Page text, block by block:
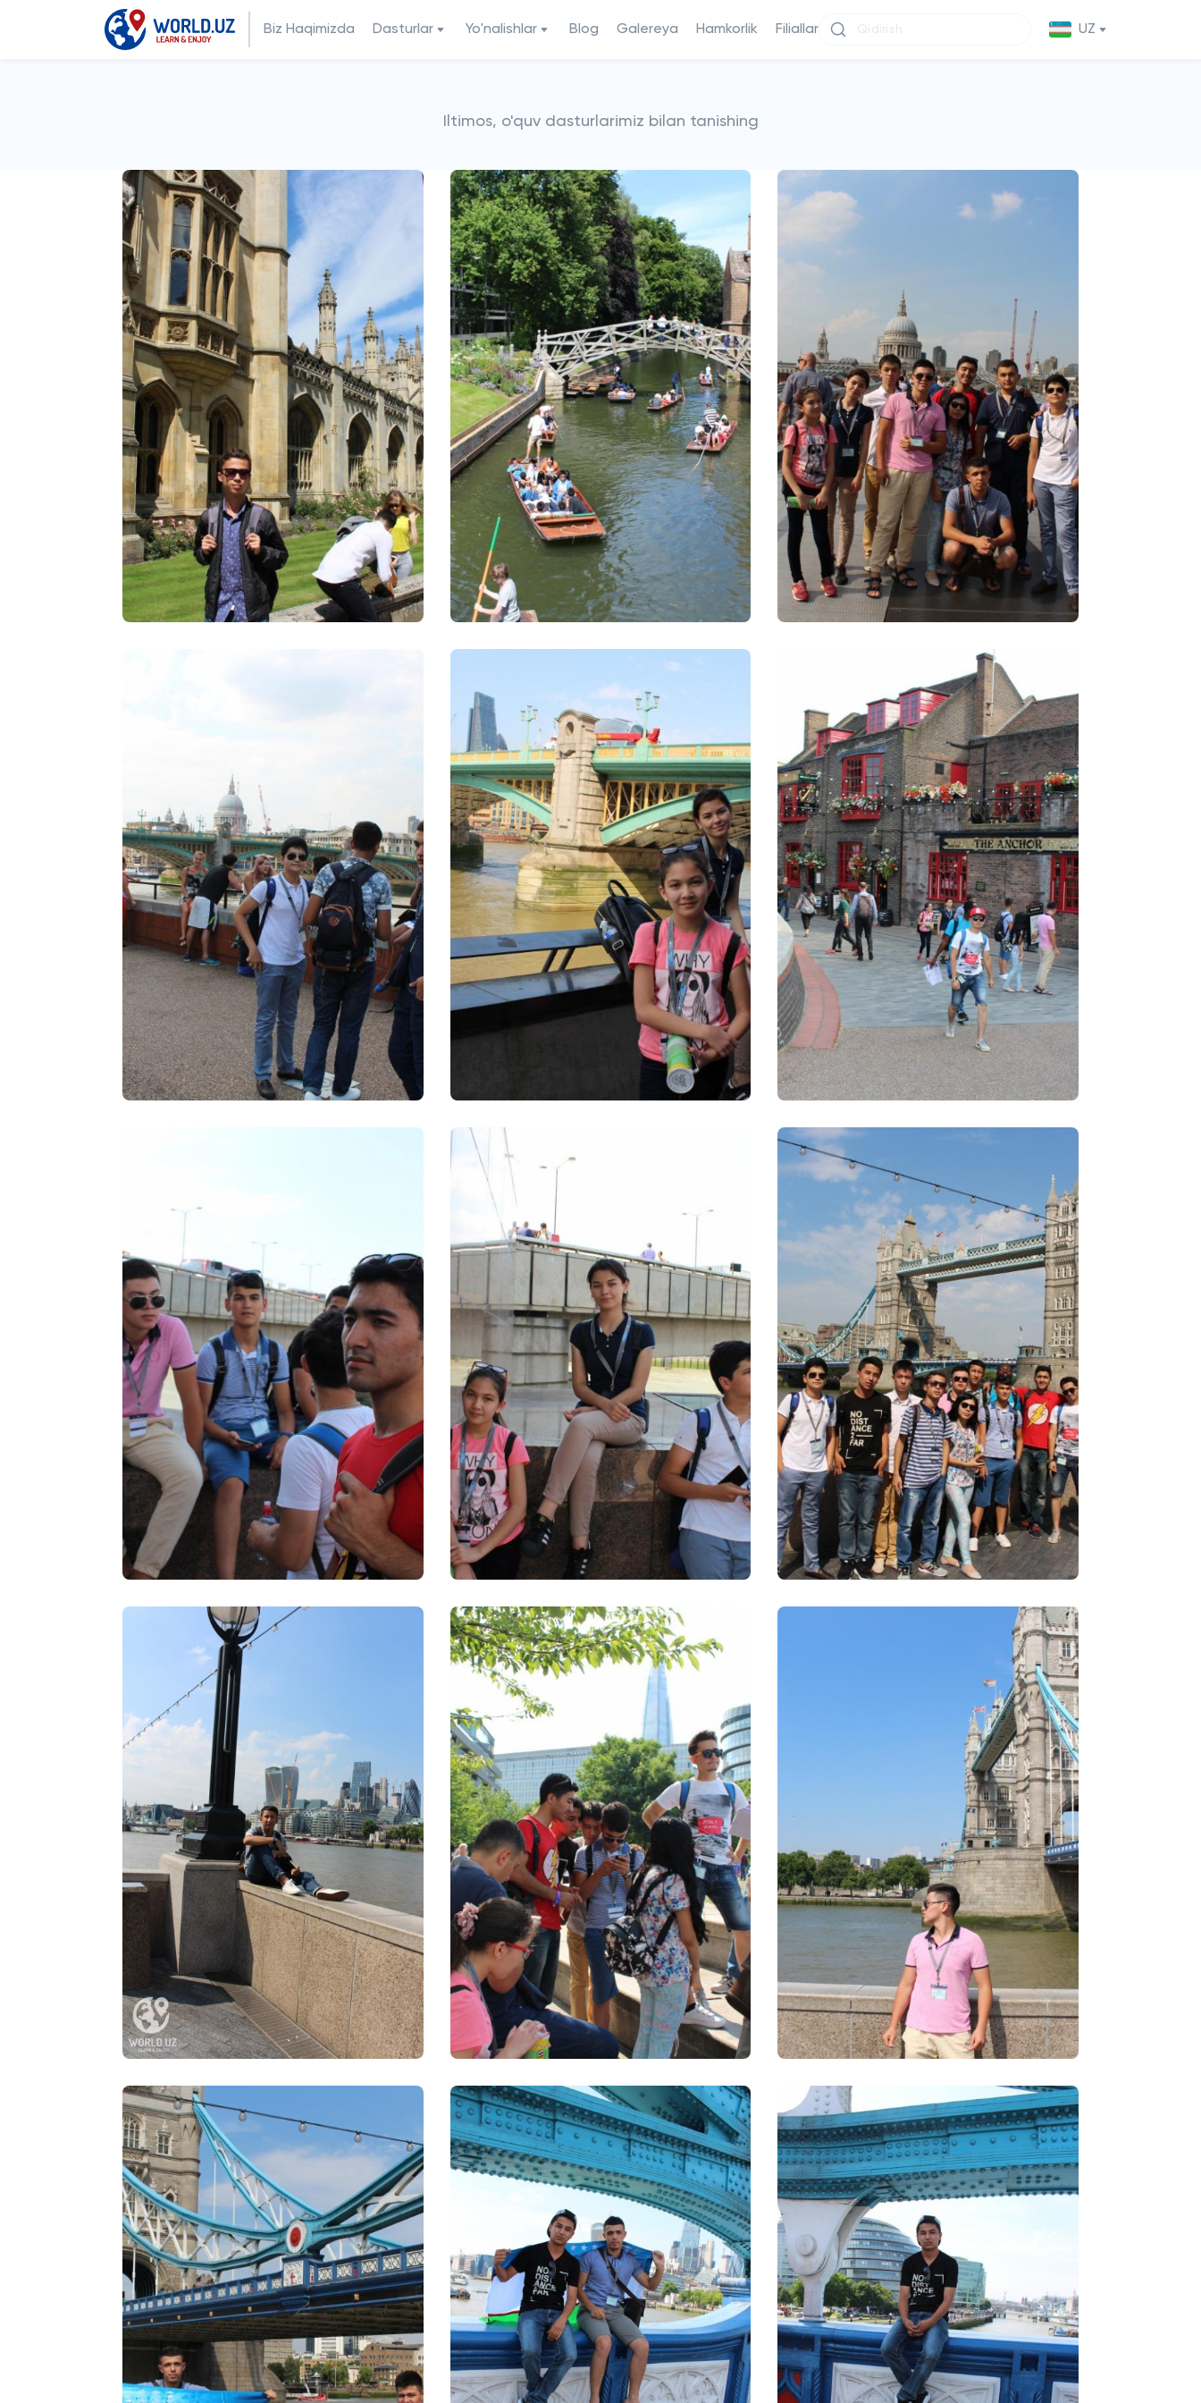
Biz Haqimizda Dasturlar Yo'nalishlar Blog Galereya Hamkorlik Filiallar UZ
Iltimos, o'quv dasturlarimiz bilan tanishing